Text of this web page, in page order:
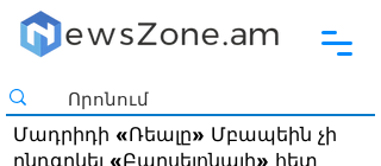
Մադրիդի «Ռեալը» Մբապեին չի
ընդգրկել «Բարսելոնայի» հետ